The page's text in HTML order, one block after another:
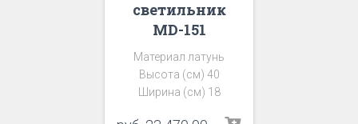
светильник
MD-151
Материал латунь
Высота (см) 40
Ширина (см) 18